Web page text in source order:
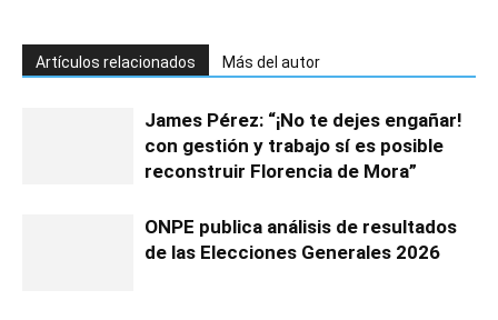
Artículos relacionados Más del autor
James Pérez: “¡No te dejes engañar!
con gestión y trabajo sí es posible
reconstruir Florencia de Mora”
ONPE publica análisis de resultados
de las Elecciones Generales 2026